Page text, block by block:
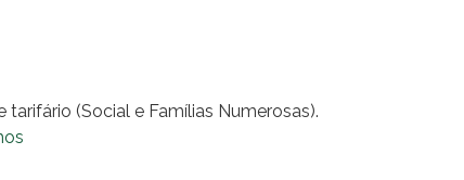
(Social e Famílias Numerosas).